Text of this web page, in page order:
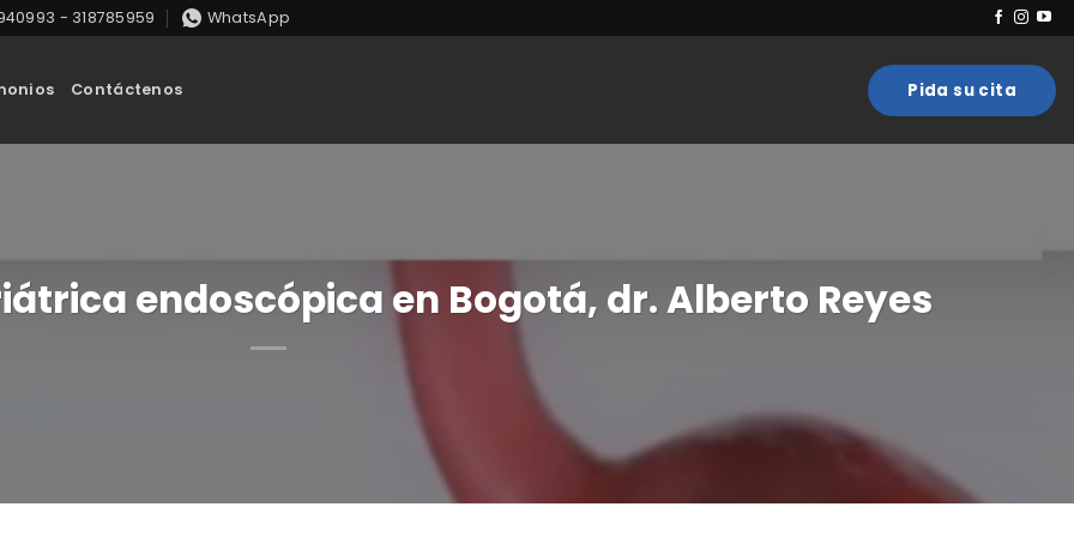
- 318785959 WhatsApp
Contáctenos Pida su cita
endoscópica en Bogotá, dr. Alberto Reyes